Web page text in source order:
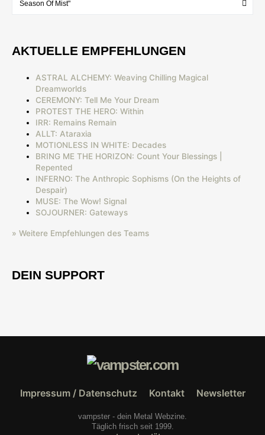
AKTUELLE EMPFEHLUNGEN
ASTRAL ALCHEMY: Weaving Chilling Magical
Dreamworlds
CEREMONY: Tell Me Your Dream
PROTEST THE HERO: Within
IRR: Remains Remain
ALLT: Ataraxia
MOTIONLESS IN WHITE: Decades
BRING ME THE HORIZON: Count Your Blessings |
Repented
INFERNO: The Anthropic Sophisms (On the Heights of
Despair)
MUSE: The Wow! Signal
SOJOURNER: Gateways
» Weitere Empfehlungen des Teams
DEIN SUPPORT
Impressum / Datenschutz Kontakt Newsletter
vampster - dein Metal Webzine.
Täglich frisch seit 1999.